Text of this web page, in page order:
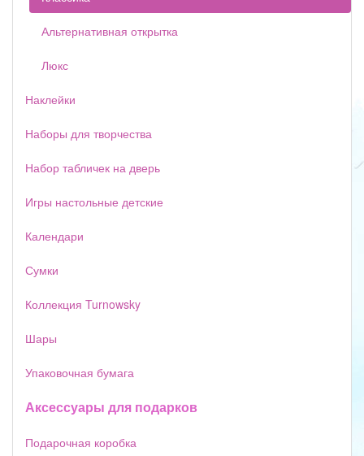
Альтернативная открытка
Люкс
Наклейки
Наборы для творчества
Набор табличек на дверь
Игры настольные детские
Календари
Сумки
Коллекция Turnowsky
Шары
Упаковочная бумага
Аксессуары для подарков
Подарочная коробка